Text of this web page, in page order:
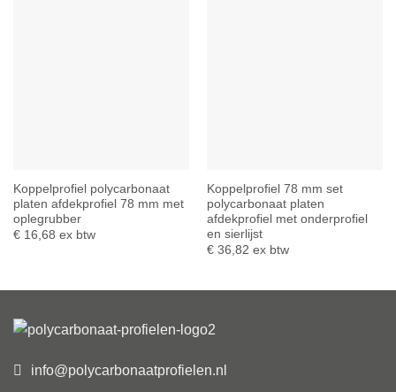
Koppelprofiel polycarbonaat
platen afdekprofiel 78 mm met
oplegrubber
€16,68 ex btw
Koppelprofiel 78 mm set
polycarbonaat platen
afdekprofiel met onderprofiel
en sierlijst
€36,82 ex btw
info@polycarbonaatprofielen.nl